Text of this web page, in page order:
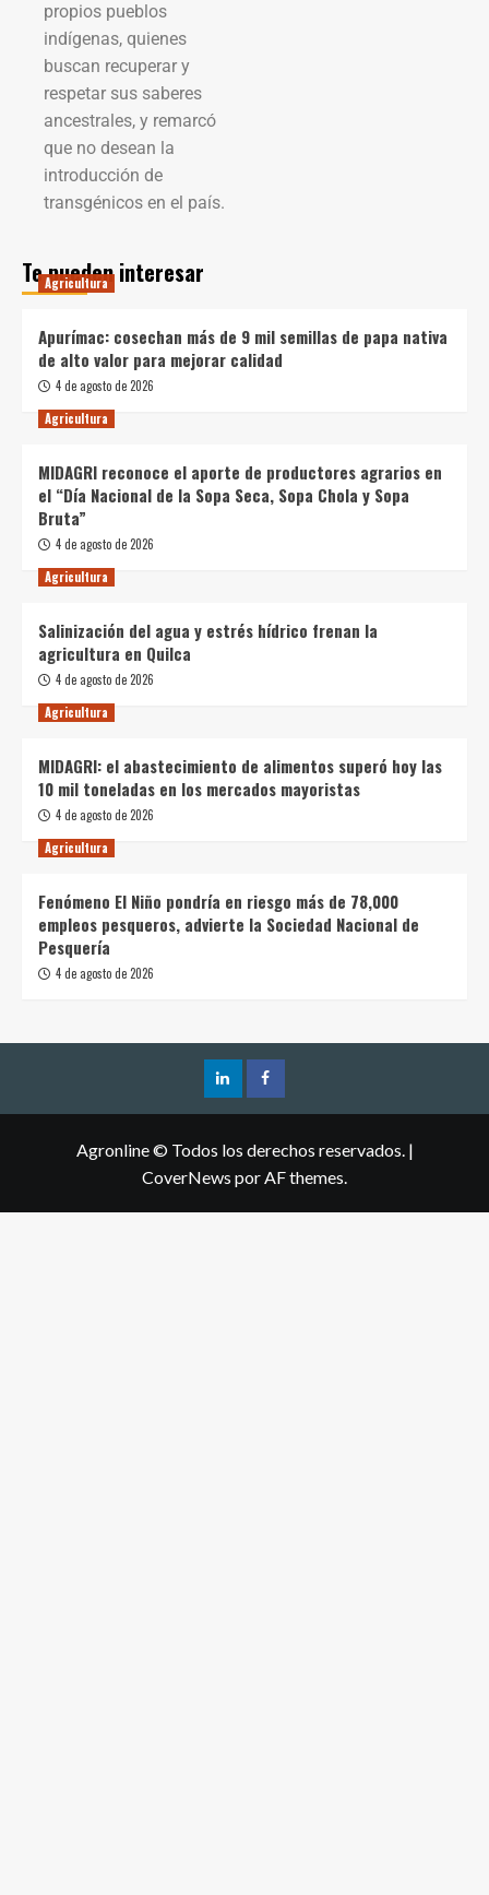
propios pueblos
indígenas, quienes
buscan recuperar y
respetar sus saberes
ancestrales, y remarcó
que no desean la
introducción de
transgénicos en el país.
Te pueden interesar
Agricultura
Apurímac: cosechan más de 9 mil semillas de papa nativa
de alto valor para mejorar calidad
4 de agosto de 2026
Agricultura
MIDAGRI reconoce el aporte de productores agrarios en
el “Día Nacional de la Sopa Seca, Sopa Chola y Sopa
Bruta”
4 de agosto de 2026
Agricultura
Salinización del agua y estrés hídrico frenan la
agricultura en Quilca
4 de agosto de 2026
Agricultura
MIDAGRI: el abastecimiento de alimentos superó hoy las
10 mil toneladas en los mercados mayoristas
4 de agosto de 2026
Agricultura
Fenómeno El Niño pondría en riesgo más de 78,000
empleos pesqueros, advierte la Sociedad Nacional de
Pesquería
4 de agosto de 2026
Agronline © Todos los derechos reservados. |
CoverNews por AF themes.